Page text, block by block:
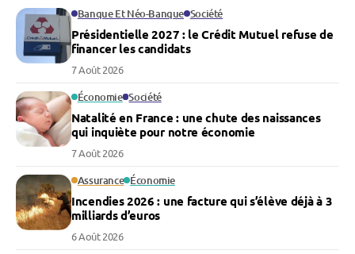
Banque Et Néo-Banque Société
Présidentielle 2027 : le Crédit Mutuel refuse de
financer les candidats
7 Août 2026
Économie Société
Natalité en France : une chute des naissances
qui inquiète pour notre économie
7 Août 2026
Assurance Économie
Incendies 2026 : une facture qui s’élève déjà à 3
milliards d’euros
6 Août 2026